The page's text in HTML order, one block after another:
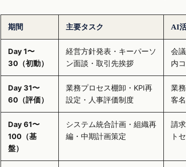
期間 主要タスク AI
Day 1〜
30（初動）
経営方針発表・キーパーソ
ン面談・取引先挨拶
会
内
Day 31〜
60（評価）
業務プロセス棚卸・KPI再
設定・人事評価制度
業
客
Day 61〜
100（基
盤）
システム統合計画・組織再
編・中期計画策定
請
ト